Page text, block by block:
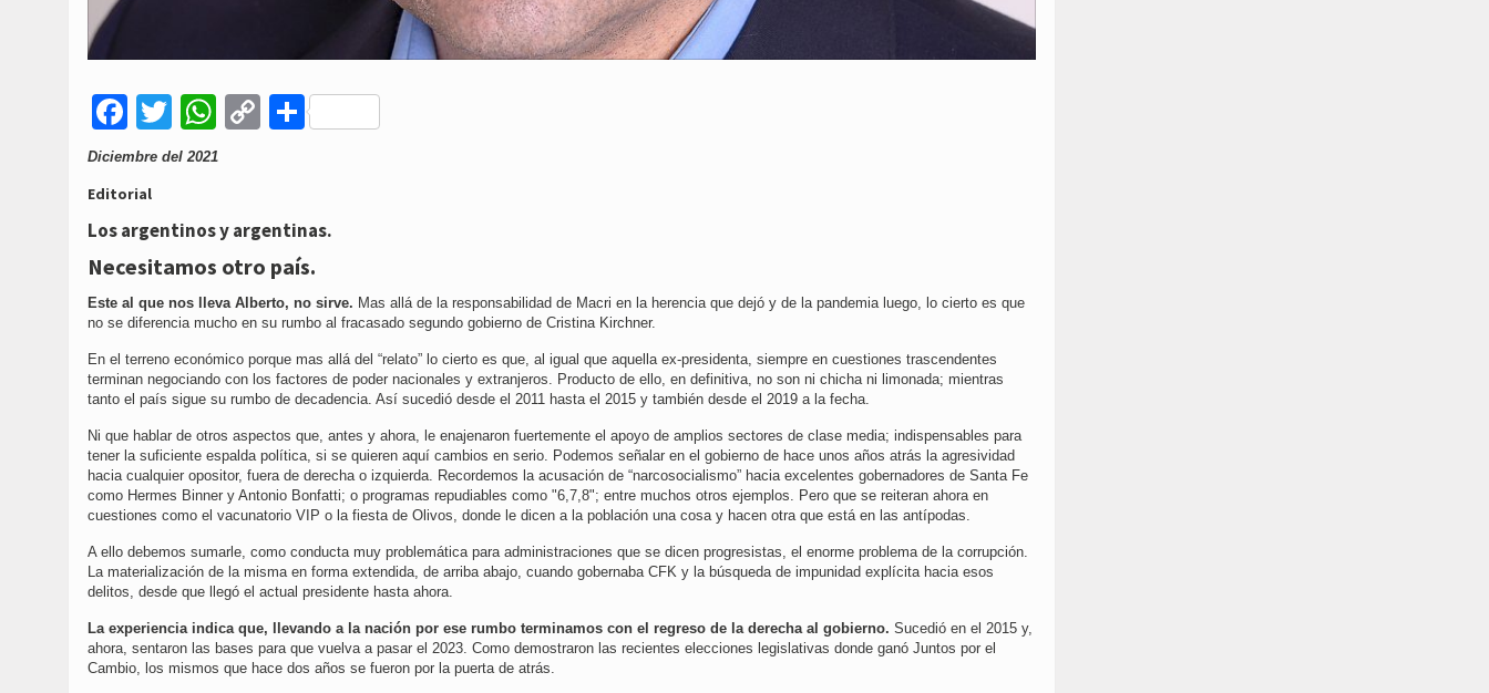
Facebook
TwitterWhatsApp
CopyCompartir
Diciembre del 2021
Editorial
Los argentinos y argentinas.
Necesitamos otro país.
Este al que nos lleva Alberto, no sirve. Mas allá de la responsabilidad de Macri en la herencia que dejó y de la pandemia luego, lo cierto es que
no se diferencia mucho en su rumbo al fracasado segundo gobierno de Cristina Kirchner.
En el terreno económico porque mas allá del “relato” lo cierto es que, al igual que aquella ex-presidenta, siempre en cuestiones trascendentes
terminan negociando con los factores de poder nacionales y extranjeros. Producto de ello, en definitiva, no son ni chicha ni limonada; mientras
tanto el país sigue su rumbo de decadencia. Así sucedió desde el 2011 hasta el 2015 y también desde el 2019 a la fecha.
Ni que hablar de otros aspectos que, antes y ahora, le enajenaron fuertemente el apoyo de amplios sectores de clase media; indispensables para
tener la suficiente espalda política, si se quieren aquí cambios en serio. Podemos señalar en el gobierno de hace unos años atrás la agresividad
hacia cualquier opositor, fuera de derecha o izquierda. Recordemos la acusación de “narcosocialismo” hacia excelentes gobernadores de Santa Fe
como Hermes Binner y Antonio Bonfatti; o programas repudiables como "6,7,8"; entre muchos otros ejemplos. Pero que se reiteran ahora en
cuestiones como el vacunatorio VIP o la fiesta de Olivos, donde le dicen a la población una cosa y hacen otra que está en las antípodas.
A ello debemos sumarle, como conducta muy problemática para administraciones que se dicen progresistas, el enorme problema de la corrupción.
La materialización de la misma en forma extendida, de arriba abajo, cuando gobernaba CFK y la búsqueda de impunidad explícita hacia esos
delitos, desde que llegó el actual presidente hasta ahora.
La experiencia indica que, llevando a la nación por ese rumbo terminamos con el regreso de la derecha al gobierno. Sucedió en el 2015 y,
ahora, sentaron las bases para que vuelva a pasar el 2023. Como demostraron las recientes elecciones legislativas donde ganó Juntos por el
Cambio, los mismos que hace dos años se fueron por la puerta de atrás.